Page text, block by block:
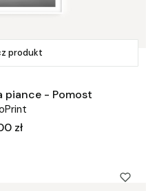
produkt
piance - Pomost
zł